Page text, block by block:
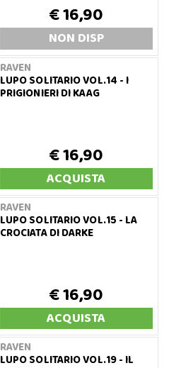
€ 16,90
NON DISP
RAVEN
LUPO SOLITARIO VOL.14 - I
PRIGIONIERI DI KAAG
€ 16,90
ACQUISTA
RAVEN
LUPO SOLITARIO VOL.15 - LA
CROCIATA DI DARKE
€ 16,90
ACQUISTA
RAVEN
LUPO SOLITARIO VOL.19 - IL